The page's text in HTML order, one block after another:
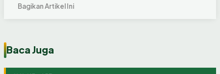
Bagikan Artikel Ini
Baca Juga